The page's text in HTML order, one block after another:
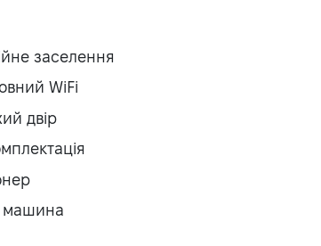
заселення
WiFi
двір
машина